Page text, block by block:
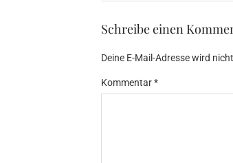
Schreibe einen
Deine E-Mail-Adresse wird
Kommentar*